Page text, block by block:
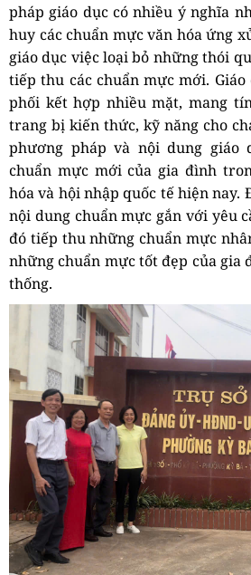
pháp giáo dục có nhiều ý nghĩa
huy các chuẩn mực văn hóa ứng
giáo dục việc loại bỏ những thói
tiếp thu các chuẩn mực mới.
phối kết hợp nhiều mặt, mang
trang bị kiến thức, kỹ năng cho
phương pháp và nội dung giáo
chuẩn mực mới của gia đình
hóa và hội nhập quốc tế hiện nay.
nội dung chuẩn mực gắn với yêu
đó tiếp thu những chuẩn mực
những chuẩn mực tốt đẹp của gia
thống.